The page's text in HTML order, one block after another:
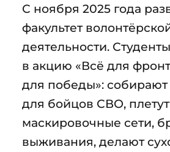
С ноября 2025 года
факультет
деятельности.
в акцию «Всё для
для победы»:
для бойцов СВО, плетут
маскировочные сети,
выживания, делают